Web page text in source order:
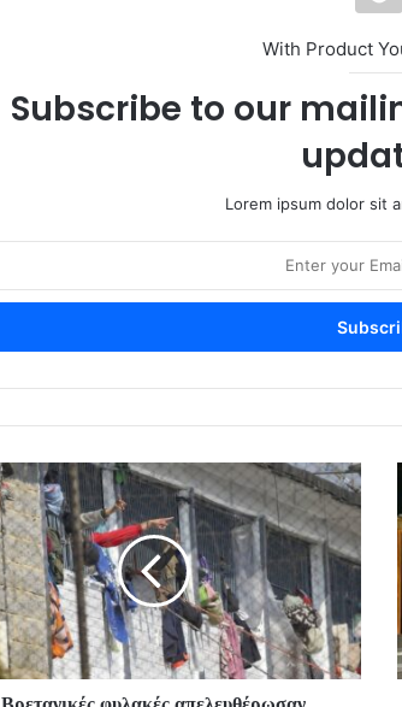
With Product
Subscribe to our
Lorem ipsum dolor sit